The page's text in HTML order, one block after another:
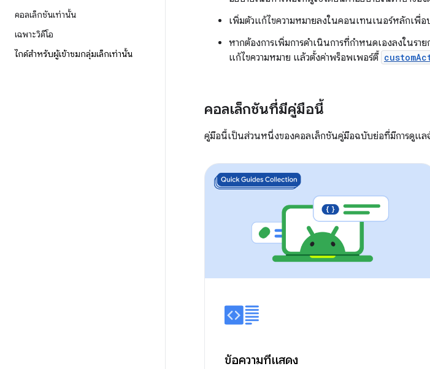
คอลเล็กชันเท่านั้น
เฉพาะวิดีโอ
ไกด์สำหรับผู้เข้าชมกลุ่มเล็กเท่านั้น
เพิ่มตัวแก้ไขความหมายลงในคอนเทนเนอร์หลักเพื่
หากต้องการเพิ่มการดำเนินการที่กำหนดเองลงในร
แก้ไขความหมาย แล้วตั้งค่าพร็อพเพอร์ตี้
คอลเล็กชันที่มีคู่มือนี้
คู่มือนี้เป็นส่วนหนึ่งของคอลเล็กชันคู่มือฉบับย่อที่มีการดูแล
ข้อความที่แสดง